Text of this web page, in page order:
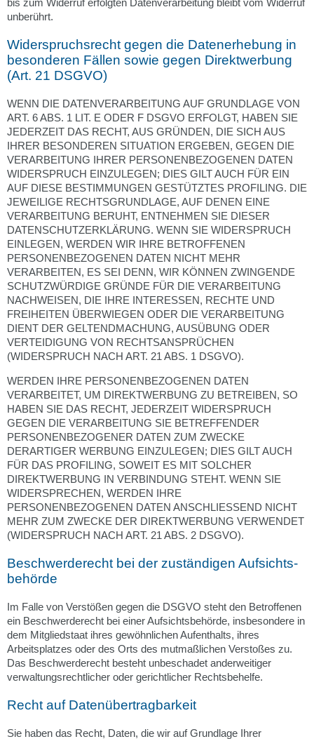
bis zum Widerruf erfolgten Datenverarbeitung bleibt vom Widerruf
unberührt.
Widerspruchsrecht gegen die Datenerhebung in
besonderen Fällen sowie gegen Direktwerbung
(Art. 21 DSGVO)
WENN DIE DATENVERARBEITUNG AUF GRUNDLAGE VON
ART. 6 ABS. 1 LIT. E ODER F DSGVO ERFOLGT, HABEN SIE
JEDERZEIT DAS RECHT, AUS GRÜNDEN, DIE SICH AUS
IHRER BESONDEREN SITUATION ERGEBEN, GEGEN DIE
VERARBEITUNG IHRER PERSONENBEZOGENEN DATEN
WIDERSPRUCH EINZULEGEN; DIES GILT AUCH FÜR EIN
AUF DIESE BESTIMMUNGEN GESTÜTZTES PROFILING. DIE
JEWEILIGE RECHTSGRUNDLAGE, AUF DENEN EINE
VERARBEITUNG BERUHT, ENTNEHMEN SIE DIESER
DATENSCHUTZERKLÄRUNG. WENN SIE WIDERSPRUCH
EINLEGEN, WERDEN WIR IHRE BETROFFENEN
PERSONENBEZOGENEN DATEN NICHT MEHR
VERARBEITEN, ES SEI DENN, WIR KÖNNEN ZWINGENDE
SCHUTZWÜRDIGE GRÜNDE FÜR DIE VERARBEITUNG
NACHWEISEN, DIE IHRE INTERESSEN, RECHTE UND
FREIHEITEN ÜBERWIEGEN ODER DIE VERARBEITUNG
DIENT DER GELTENDMACHUNG, AUSÜBUNG ODER
VERTEIDIGUNG VON RECHTSANSPRÜCHEN
(WIDERSPRUCH NACH ART. 21 ABS. 1 DSGVO).
WERDEN IHRE PERSONENBEZOGENEN DATEN
VERARBEITET, UM DIREKTWERBUNG ZU BETREIBEN, SO
HABEN SIE DAS RECHT, JEDERZEIT WIDERSPRUCH
GEGEN DIE VERARBEITUNG SIE BETREFFENDER
PERSONENBEZOGENER DATEN ZUM ZWECKE
DERARTIGER WERBUNG EINZULEGEN; DIES GILT AUCH
FÜR DAS PROFILING, SOWEIT ES MIT SOLCHER
DIREKTWERBUNG IN VERBINDUNG STEHT. WENN SIE
WIDERSPRECHEN, WERDEN IHRE
PERSONENBEZOGENEN DATEN ANSCHLIESSEND NICHT
MEHR ZUM ZWECKE DER DIREKTWERBUNG VERWENDET
(WIDERSPRUCH NACH ART. 21 ABS. 2 DSGVO).
Beschwerde­recht bei der zuständigen Aufsichts­
behörde
Im Falle von Verstößen gegen die DSGVO steht den Betroffenen
ein Beschwerderecht bei einer Aufsichtsbehörde, insbesondere in
dem Mitgliedstaat ihres gewöhnlichen Aufenthalts, ihres
Arbeitsplatzes oder des Orts des mutmaßlichen Verstoßes zu.
Das Beschwerderecht besteht unbeschadet anderweitiger
verwaltungsrechtlicher oder gerichtlicher Rechtsbehelfe.
Recht auf Daten­übertrag­barkeit
Sie haben das Recht, Daten, die wir auf Grundlage Ihrer